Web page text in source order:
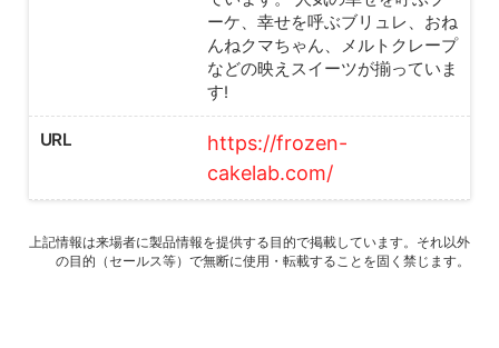
ーケ、幸せを呼ぶブリュレ、おね
んねクマちゃん、メルトクレープ
などの映えスイーツが揃っていま
す!
URL
https://frozen-
cakelab.com/
上記情報は来場者に製品情報を提供する目的で掲載しています。それ以外
の目的（セールス等）で無断に使用・転載することを固く禁じます。